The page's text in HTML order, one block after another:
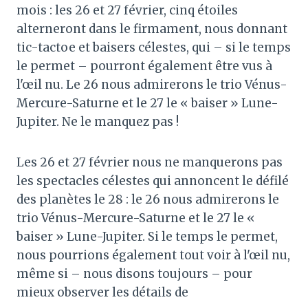
mois : les 26 et 27 février, cinq étoiles
alterneront dans le firmament, nous donnant
tic-tactoe et baisers célestes, qui – si le temps
le permet – pourront également être vus à
l'œil nu. Le 26 nous admirerons le trio Vénus-
Mercure-Saturne et le 27 le « baiser » Lune-
Jupiter. Ne le manquez pas !
Les 26 et 27 février nous ne manquerons pas
les spectacles célestes qui annoncent le défilé
des planètes le 28 : le 26 nous admirerons le
trio Vénus-Mercure-Saturne et le 27 le «
baiser » Lune-Jupiter. Si le temps le permet,
nous pourrions également tout voir à l'œil nu,
même si – nous disons toujours – pour
mieux observer les détails de